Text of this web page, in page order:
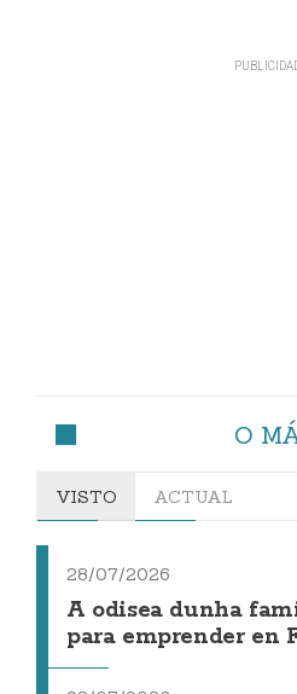
O
VISTO ACTUAL
28/07/2026
A odisea dunha
para emprender en